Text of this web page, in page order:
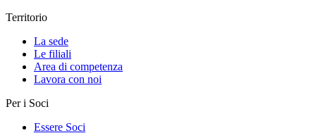
Territorio
La sede
Le filiali
Area di competenza
Lavora con noi
Per i Soci
Essere Soci